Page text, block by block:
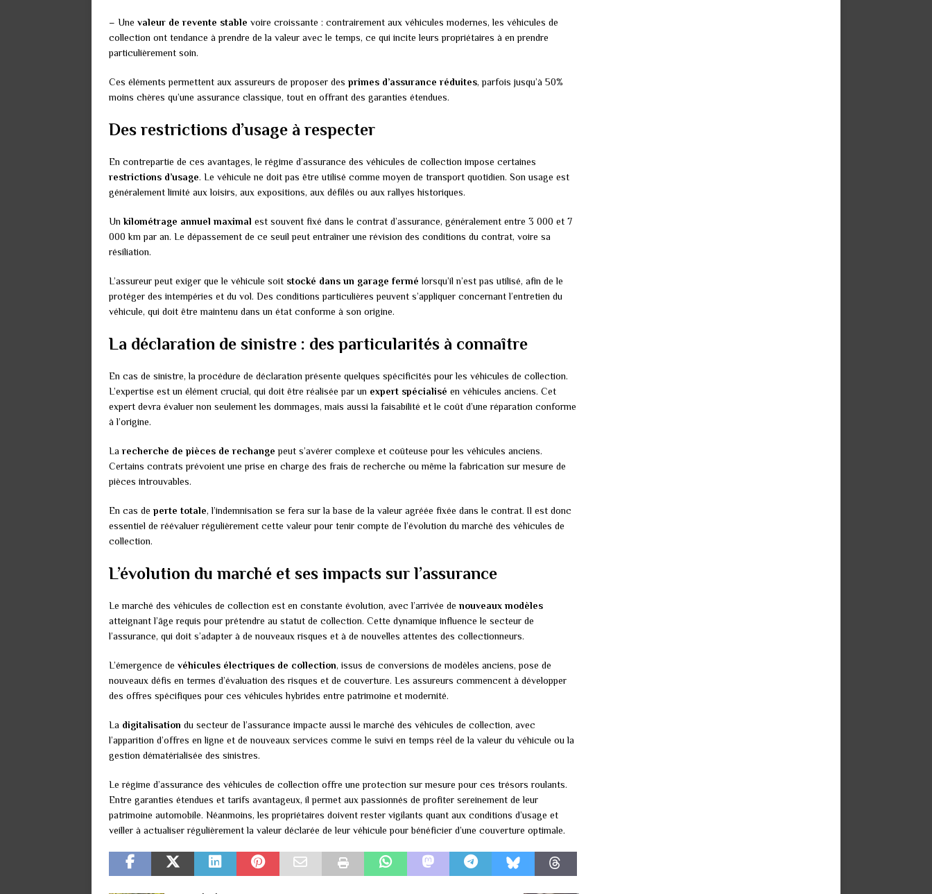
– Une valeur de revente stable voire croissante : contrairement aux véhicules modernes, les véhicules de
collection ont tendance à prendre de la valeur avec le temps, ce qui incite leurs propriétaires à en prendre
particulièrement soin.
Ces éléments permettent aux assureurs de proposer des primes d’assurance réduites, parfois jusqu’à 50%
moins chères qu’une assurance classique, tout en offrant des garanties étendues.
Des restrictions d’usage à respecter
En contrepartie de ces avantages, le régime d’assurance des véhicules de collection impose certaines
restrictions d’usage. Le véhicule ne doit pas être utilisé comme moyen de transport quotidien. Son usage est
généralement limité aux loisirs, aux expositions, aux défilés ou aux rallyes historiques.
Unkilométrage annuel maximal est souvent fixé dans le contrat d’assurance, généralement entre 3 000 et 7
000 km par an. Le dépassement de ce seuil peut entraîner une révision des conditions du contrat, voire sa
résiliation.
L’assureur peut exiger que le véhicule soit stocké dans un garage fermé lorsqu’il n’est pas utilisé, afin de le
protéger des intempéries et du vol. Des conditions particulières peuvent s’appliquer concernant l’entretien du
véhicule, qui doit être maintenu dans un état conforme à son origine.
La déclaration de sinistre : des particularités à connaître
En cas de sinistre, la procédure de déclaration présente quelques spécificités pour les véhicules de collection.
L’expertise est un élément crucial, qui doit être réalisée par un expert spécialisé en véhicules anciens. Cet
expert devra évaluer non seulement les dommages, mais aussi la faisabilité et le coût d’une réparation conforme
à l’origine.
La recherche de pièces de rechange peut s’avérer complexe et coûteuse pour les véhicules anciens.
Certains contrats prévoient une prise en charge des frais de recherche ou même la fabrication sur mesure de
pièces introuvables.
En cas de perte totale, l’indemnisation se fera sur la base de la valeur agréée fixée dans le contrat. Il est donc
essentiel de réévaluer régulièrement cette valeur pour tenir compte de l’évolution du marché des véhicules de
collection.
L’évolution du marché et ses impacts sur l’assurance
Le marché des véhicules de collection est en constante évolution, avec l’arrivée de nouveaux modèles
atteignant l’âge requis pour prétendre au statut de collection. Cette dynamique influence le secteur de
l’assurance, qui doit s’adapter à de nouveaux risques et à de nouvelles attentes des collectionneurs.
L’émergence de véhicules électriques de collection, issus de conversions de modèles anciens, pose de
nouveaux défis en termes d’évaluation des risques et de couverture. Les assureurs commencent à développer
des offres spécifiques pour ces véhicules hybrides entre patrimoine et modernité.
La digitalisation du secteur de l’assurance impacte aussi le marché des véhicules de collection, avec
l’apparition d’offres en ligne et de nouveaux services comme le suivi en temps réel de la valeur du véhicule ou la
gestion dématérialisée des sinistres.
Le régime d’assurance des véhicules de collection offre une protection sur mesure pour ces trésors roulants.
Entre garanties étendues et tarifs avantageux, il permet aux passionnés de profiter sereinement de leur
patrimoine automobile. Néanmoins, les propriétaires doivent rester vigilants quant aux conditions d’usage et
veiller à actualiser régulièrement la valeur déclarée de leur véhicule pour bénéficier d’une couverture optimale.